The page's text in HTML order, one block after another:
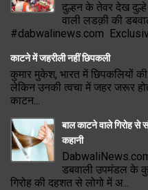
दुल्हन के तेवर देख
वाली लडक़ी की
#dabwalinews.com
काटने में जहरीली नहीं छिपकली
कुमार मुकेश, भारत में छिपकलियों की
लेकिन उनकी त्वचा में जहर जरूर
काटन...
बाल काटने वाले गिरोह से
कहानी
डबवाली उपमंडल के
गिरोह की दहशत से लोगो में अ...